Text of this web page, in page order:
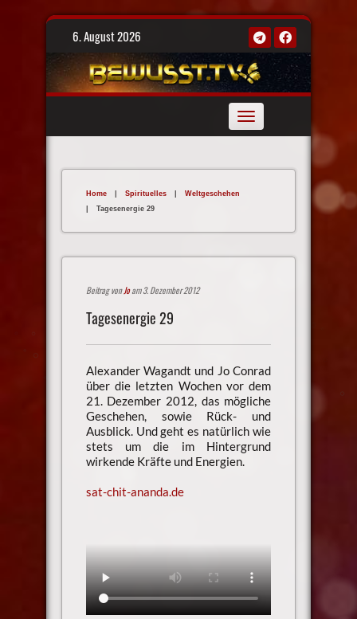
Skip
6. August 2026
Toggle
navigation
Home | Spirituelles |
Weltgeschehen
|
Tagesenergie 29
Beitrag vonJoam 3. Dezember 2012
Tagesenergie 29
Alexander Wagandt und Jo Conrad
über die letzten Wochen vor dem
21. Dezember 2012, das mögliche
Geschehen, sowie Rück- und
Ausblick. Und geht es natürlich wie
stets um die im Hintergrund
wirkende Kräfte und Energien.
sat-chit-ananda.de